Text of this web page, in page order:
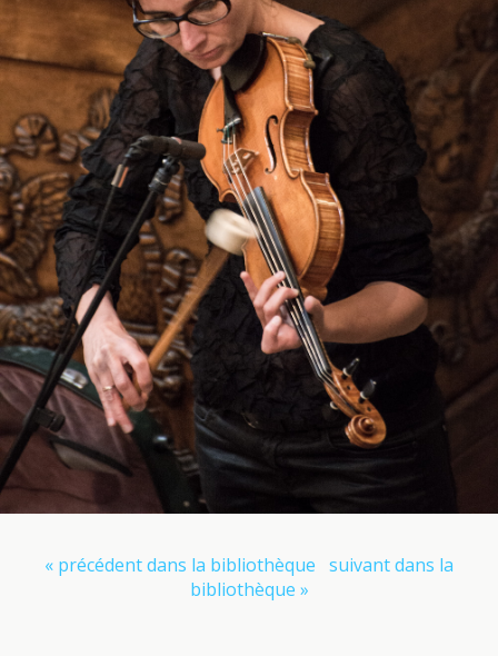
« précédent dans la bibliothèque suivant dans la
bibliothèque »